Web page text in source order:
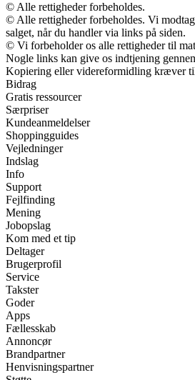
© Alle rettigheder forbeholdes.
© Alle rettigheder forbeholdes. Vi
salget, når du handler via links på siden.
© Vi forbeholder os alle rettigheder til
Nogle links kan give os indtjening
Kopiering eller videreformidling kræver
Bidrag
Gratis ressourcer
Særpriser
Kundeanmeldelser
Shoppingguides
Vejledninger
Indslag
Info
Support
Fejlfinding
Mening
Jobopslag
Kom med et tip
Deltager
Brugerprofil
Service
Takster
Goder
Apps
Fællesskab
Annoncør
Brandpartner
Henvisningspartner